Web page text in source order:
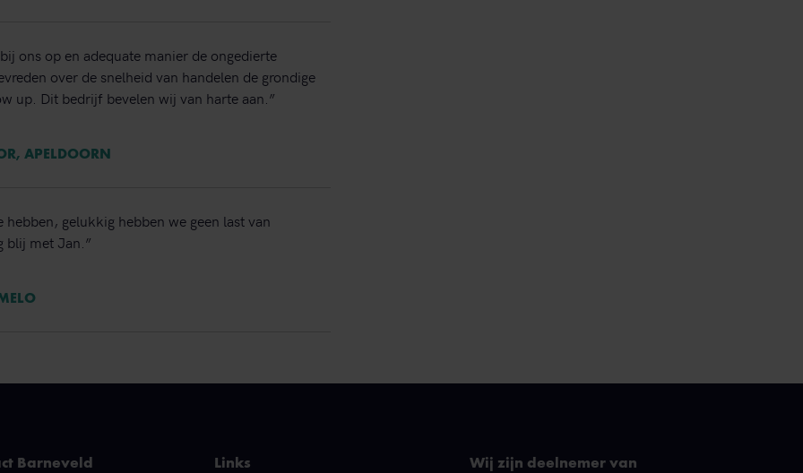
ons op en adequate manier de ongedierte
over de snelheid van handelen de grondige
up. Dit bedrijf bevelen wij van harte aan.”
APELDOORN
gelukkig hebben we geen last van
blij met Jan.”
Barneveld Links Wij zijn deelnemer van